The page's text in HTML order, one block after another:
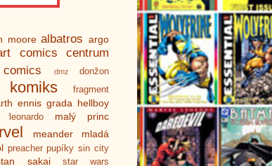
moore albatros argo
comics centrum
dmz donžon
komiks fragment
ennis grada hellboy
leonardo malý princ
meander
mladá
preacher pupíky sin city
sakai star wars